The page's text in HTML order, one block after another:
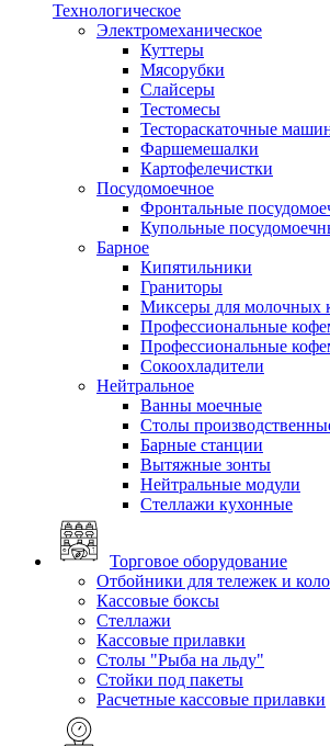
Технологическое
Электромеханическое
Куттеры
Мясорубки
Слайсеры
Тестомесы
Тестораскаточные
Фаршемешалки
Картофелечистки
Посудомоечное
Фронтальные
Купольные
Барное
Кипятильники
Граниторы
Миксеры для молочных
Профессиональные
Профессиональные
Сокоохладители
Нейтральное
Ванны моечные
Столы
Барные станции
Вытяжные зонты
Нейтральные модули
Стеллажи кухонные
Торговое оборудование
Отбойники для тележек и
Кассовые боксы
Стеллажи
Кассовые прилавки
Столы "Рыба на льду"
Стойки под пакеты
Расчетные кассовые прилавки